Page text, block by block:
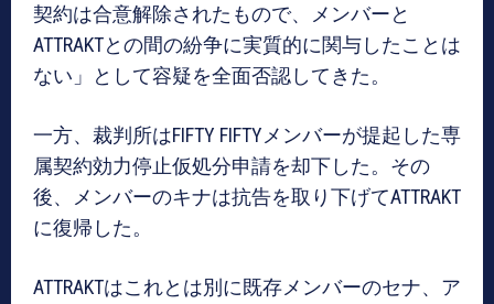
契約は合意解除されたもので、メンバーと
ATTRAKTとの間の紛争に実質的に関与したことは
ない」として容疑を全面否認してきた。
一方、裁判所はFIFTY FIFTYメンバーが提起した専
属契約効力停止仮処分申請を却下した。その
後、メンバーのキナは抗告を取り下げてATTRAKT
に復帰した。
ATTRAKTはこれとは別に既存メンバーのセナ、ア